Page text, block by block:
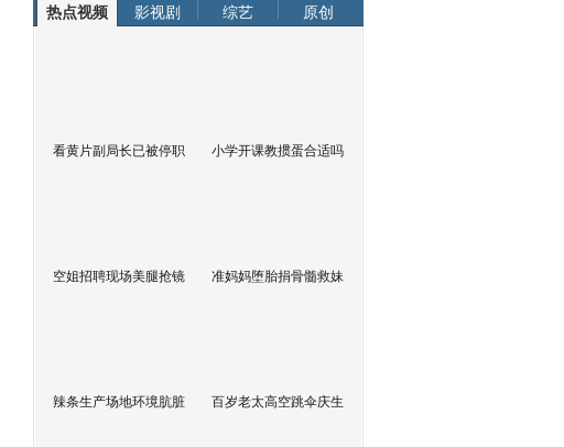
热点视频 影视剧 综艺 原创
看黄片副局长已被停职 小学开课教掼蛋合适吗
空姐招聘现场美腿抢镜 准妈妈堕胎捐骨髓救妹
辣条生产场地环境肮脏 百岁老太高空跳伞庆生